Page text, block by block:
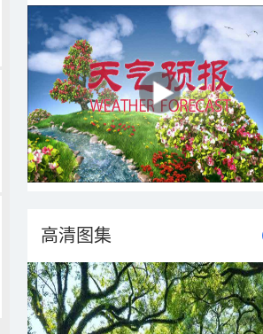
高清图集